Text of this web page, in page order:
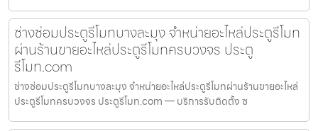
ช่างซ่อมประตูรีโมทบางละมุง จำหน่ายอะไหล่ประตูรีโมท
ผ่านร้านขายอะไหล่ประตูรีโมทครบวงจร ประตู
รีโมท.com
ช่างซ่อมประตูรีโมทบางละมุง จำหน่ายอะไหล่ประตูรีโมทผ่านร้านขายอะไหล่
ประตูรีโมทครบวงจร ประตูรีโมท.com — บริการรับติดตั้ง ซ